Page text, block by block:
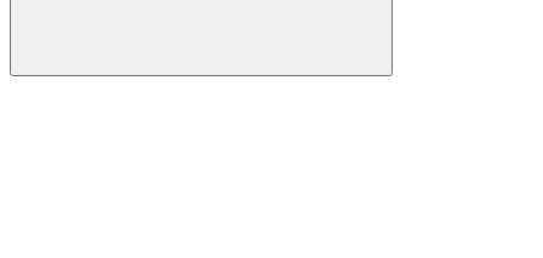
Buscar